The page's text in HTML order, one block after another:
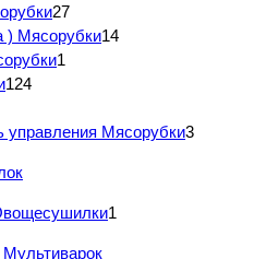
27
) Мясорубки14
1
124
управления Мясорубки3
1